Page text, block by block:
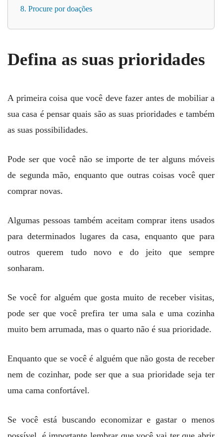
8. Procure por doações
Defina as suas prioridades
A primeira coisa que você deve fazer antes de mobiliar a
sua casa é pensar quais são as suas prioridades e também
as suas possibilidades.
Pode ser que você não se importe de ter alguns móveis
de segunda mão, enquanto que outras coisas você quer
comprar novas.
Algumas pessoas também aceitam comprar itens usados
para determinados lugares da casa, enquanto que para
outros querem tudo novo e do jeito que sempre
sonharam.
Se você for alguém que gosta muito de receber visitas,
pode ser que você prefira ter uma sala e uma cozinha
muito bem arrumada, mas o quarto não é sua prioridade.
Enquanto que se você é alguém que não gosta de receber
nem de cozinhar, pode ser que a sua prioridade seja ter
uma cama confortável.
Se você está buscando economizar e gastar o menos